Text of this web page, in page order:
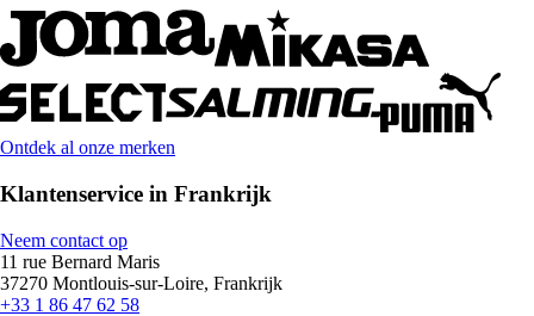
Ontdek al onze merken
Klantenservice in Frankrijk
Neem contact op
11 rue Bernard Maris
37270 Montlouis-sur-Loire, Frankrijk
+33 1 86 47 62 58